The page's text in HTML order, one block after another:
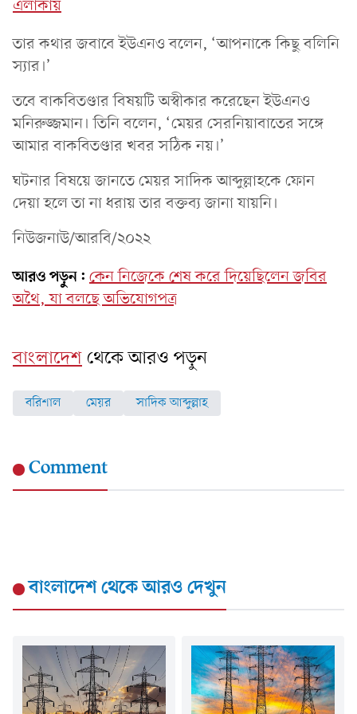
এলাকায়
তার কথার জবাবে ইউএনও বলেন, ‘আপনা‌কে কিছু ব‌লি‌নি
স্যার।’
তবে বাকবিতণ্ডার বিষয়টি অস্বীকার করেছেন ইউএনও
ম‌নিরুজ্জমান। তিনি ব‌লেন, ‘মেয়র সের‌নিয়াবাতের সঙ্গে
আমার বাকবিতণ্ডার খবর সঠিক নয়।’
ঘটনার বিষয়ে জানতে মেয়র সাদিক আব্দুল্লাহকে ফোন
দেয়া হলে তা না ধরায় তার বক্তব্য জানা যায়নি।
নিউজনাউ/আরবি/২০২২
আরও পড়ুন: কেন নিজেকে শেষ করে দিয়েছিলেন জবির
অথৈ, যা বলছে অভিযোগপত্র
বাংলাদেশথেকে আরও পড়ুন
বরিশাল মেয়র সাদিক আব্দুল্লাহ
Comment
বাংলাদেশথেকে আরও দেখুন